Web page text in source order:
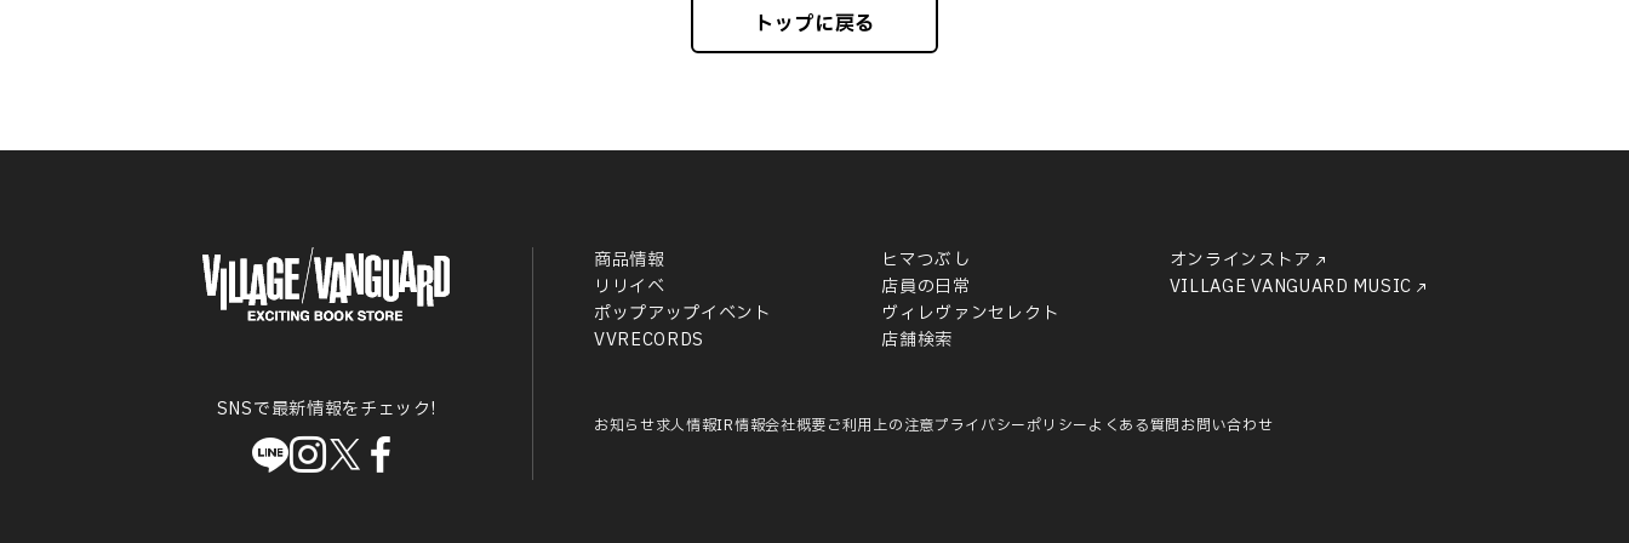
トップに戻る
SNSで最新情報をチェック!
商品情報
リリイベ
ポップアップイベント
VVRECORDS
ヒマつぶし
店員の日常
ヴィレヴァンセレクト
店舗検索
オンラインストア
VILLAGE VANGUARD MUSIC
お知らせ求人情報IR情報会社概要ご利用上の注意プライバシーポリシーよくある質問お問い合わせ